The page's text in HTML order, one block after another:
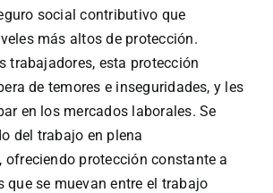
social contributivo que
más altos de protección.
trabajadores, esta protección
de temores e inseguridades, y les
en los mercados laborales. Se
del trabajo en plena
protección constante a
que se muevan entre el trabajo